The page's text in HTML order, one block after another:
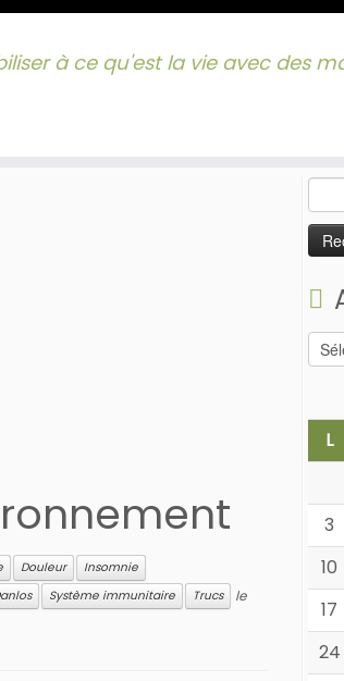
à ce qu'est la vie avec des
Douleur
Insomnie
Système immunitaire Trucs
le
L
3
10
17
24